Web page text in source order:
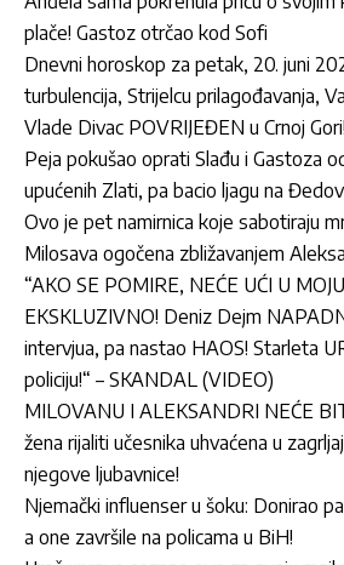
plače! Gastoz otrčao kod Sofi
Dnevni horoskop za petak, 20. juni
turbulencija, Strijelcu prilagođavanja,
Vlade Divac POVRIJEĐEN u Crnoj
Peja pokušao oprati Slađu i Gastoza
upućenih Zlati, pa bacio ljagu na
Ovo je pet namirnica koje sabotiraju
Milosava ogočena zbližavanjem
“AKO SE POMIRE, NEĆE UĆI U
EKSKLUZIVNO! Deniz Dejm
intervjua, pa nastao HAOS! Starleta
policiju!“ – SKANDAL (VIDEO)
MILOVANU I ALEKSANDRI NEĆE
žena rijaliti učesnika uhvaćena u
njegove ljubavnice!
Njemački influenser u šoku: Donirao
a one završile na policama u BiH!